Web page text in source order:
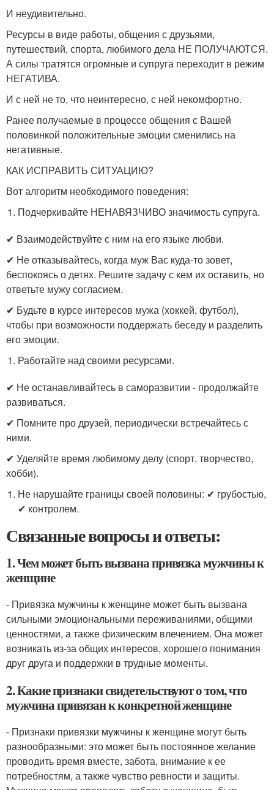
И неудивительно.
Ресурсы в виде работы, общения с друзьями,
путешествий, спорта, любимого дела НЕ ПОЛУЧАЮТСЯ.
А силы тратятся огромные и супруга переходит в режим
НЕГАТИВА.
И с ней не то, что неинтересно, с ней некомфортно.
Ранее получаемые в процессе общения с Вашей
половинкой положительные эмоции сменились на
негативные.
КАК ИСПРАВИТЬ СИТУАЦИЮ?
Вот алгоритм необходимого поведения:
Подчеркивайте НЕНАВЯЗЧИВО значимость супруга.
✔ Взаимодействуйте с ним на его языке любви.
✔ Не отказывайтесь, когда муж Вас куда-то зовет,
беспокоясь о детях. Решите задачу с кем их оставить, но
ответьте мужу согласием.
✔ Будьте в курсе интересов мужа (хоккей, футбол),
чтобы при возможности поддержать беседу и разделить
его эмоции.
Работайте над своими ресурсами.
✔ Не останавливайтесь в саморазвитии - продолжайте
развиваться.
✔ Помните про друзей, периодически встречайтесь с
ними.
✔ Уделяйте время любимому делу (спорт, творчество,
хобби).
Не нарушайте границы своей половины: ✔ грубостью,
✔ контролем.
Связанные вопросы и ответы:
1. Чем может быть вызвана привязка мужчины к
женщине
- Привязка мужчины к женщине может быть вызвана
сильными эмоциональными переживаниями, общими
ценностями, а также физическим влечением. Она может
возникать из-за общих интересов, хорошего понимания
друг друга и поддержки в трудные моменты.
2. Какие признаки свидетельствуют о том, что
мужчина привязан к конкретной женщине
- Признаки привязки мужчины к женщине могут быть
разнообразными: это может быть постоянное желание
проводить время вместе, забота, внимание к ее
потребностям, а также чувство ревности и защиты.